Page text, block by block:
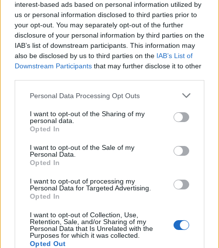
interest-based ads based on personal information utilized by
us or personal information disclosed to third parties prior to
your opt-out. You may separately opt-out of the further
disclosure of your personal information by third parties on the
IAB’s list of downstream participants. This information may
also be disclosed by us to third parties on the IAB’s List of
Downstream Participants that may further disclose it to other
Personal Data Processing Opt Outs
I want to opt-out of the Sharing of my
personal data.
Opted In
I want to opt-out of the Sale of my
Personal Data.
Opted In
I want to opt-out of processing my
Personal Data for Targeted Advertising.
Opted In
I want to opt-out of Collection, Use,
Retention, Sale, and/or Sharing of my
Personal Data that Is Unrelated with the
Purposes for which it was collected.
Opted Out
Oliveirense José Moreira integrou a fuga do dia
8/08/2026